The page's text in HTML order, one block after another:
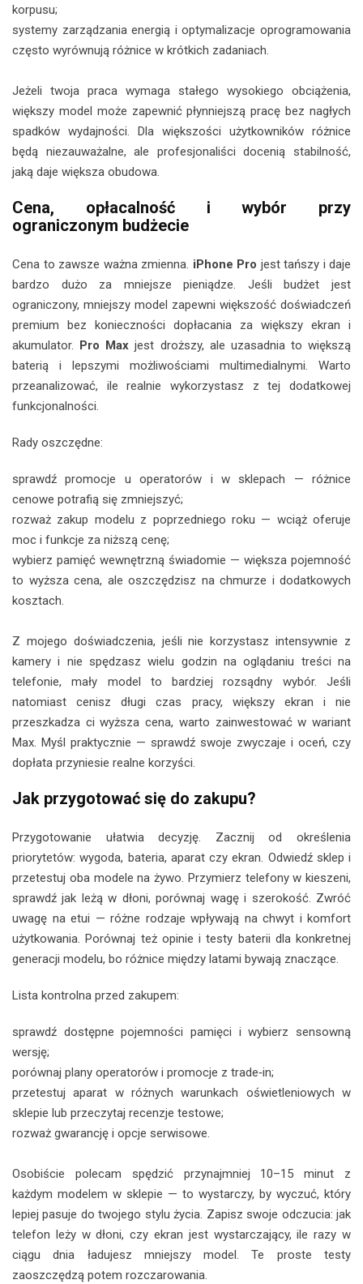
korpusu;
systemy zarządzania energią i optymalizacje oprogramowania
często wyrównują różnice w krótkich zadaniach.
Jeżeli twoja praca wymaga stałego wysokiego obciążenia,
większy model może zapewnić płynniejszą pracę bez nagłych
spadków wydajności. Dla większości użytkowników różnice
będą niezauważalne, ale profesjonaliści docenią stabilność,
jaką daje większa obudowa.
Cena, opłacalność i wybór przy
ograniczonym budżecie
Cena to zawsze ważna zmienna. iPhone Pro jest tańszy i daje
bardzo dużo za mniejsze pieniądze. Jeśli budżet jest
ograniczony, mniejszy model zapewni większość doświadczeń
premium bez konieczności dopłacania za większy ekran i
akumulator. Pro Max jest droższy, ale uzasadnia to większą
baterią i lepszymi możliwościami multimedialnymi. Warto
przeanalizować, ile realnie wykorzystasz z tej dodatkowej
funkcjonalności.
Rady oszczędne:
sprawdź promocje u operatorów i w sklepach — różnice
cenowe potrafią się zmniejszyć;
rozważ zakup modelu z poprzedniego roku — wciąż oferuje
moc i funkcje za niższą cenę;
wybierz pamięć wewnętrzną świadomie — większa pojemność
to wyższa cena, ale oszczędzisz na chmurze i dodatkowych
kosztach.
Z mojego doświadczenia, jeśli nie korzystasz intensywnie z
kamery i nie spędzasz wielu godzin na oglądaniu treści na
telefonie, mały model to bardziej rozsądny wybór. Jeśli
natomiast cenisz długi czas pracy, większy ekran i nie
przeszkadza ci wyższa cena, warto zainwestować w wariant
Max. Myśl praktycznie — sprawdź swoje zwyczaje i oceń, czy
dopłata przyniesie realne korzyści.
Jak przygotować się do zakupu?
Przygotowanie ułatwia decyzję. Zacznij od określenia
priorytetów: wygoda, bateria, aparat czy ekran. Odwiedź sklep i
przetestuj oba modele na żywo. Przymierz telefony w kieszeni,
sprawdź jak leżą w dłoni, porównaj wagę i szerokość. Zwróć
uwagę na etui — różne rodzaje wpływają na chwyt i komfort
użytkowania. Porównaj też opinie i testy baterii dla konkretnej
generacji modelu, bo różnice między latami bywają znaczące.
Lista kontrolna przed zakupem:
sprawdź dostępne pojemności pamięci i wybierz sensowną
wersję;
porównaj plany operatorów i promocje z trade‑in;
przetestuj aparat w różnych warunkach oświetleniowych w
sklepie lub przeczytaj recenzje testowe;
rozważ gwarancję i opcje serwisowe.
Osobiście polecam spędzić przynajmniej 10–15 minut z
każdym modelem w sklepie — to wystarczy, by wyczuć, który
lepiej pasuje do twojego stylu życia. Zapisz swoje odczucia: jak
telefon leży w dłoni, czy ekran jest wystarczający, ile razy w
ciągu dnia ładujesz mniejszy model. Te proste testy
zaoszczędzą potem rozczarowania.